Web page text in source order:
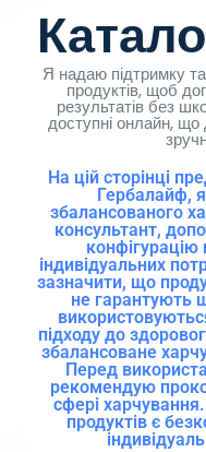
Я надаю підтримку
продуктів, щоб
результатів без
доступні онлайн,
На цій сторінці
Гербалайф,
збалансованого
консультант,
конфігурацію
індивідуальних
зазначити, що
не гарантують
підходу до
збалансоване
Перед
рекомендую
сфері
продуктів є